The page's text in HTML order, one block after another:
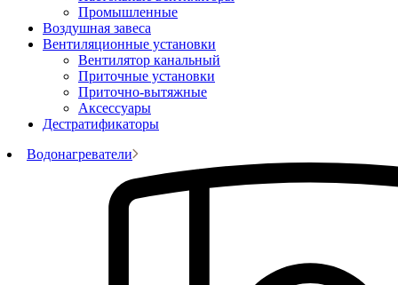
Промышленные
Воздушная завеса
Вентиляционные установки
Вентилятор канальный
Приточные установки
Приточно-вытяжные
Аксессуары
Дестратификаторы
Водонагреватели